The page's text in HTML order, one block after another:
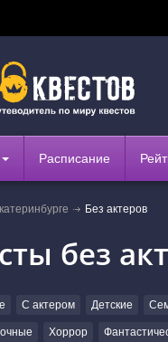
Расписание
Без актеров
без
С актером Детские
Хоррор